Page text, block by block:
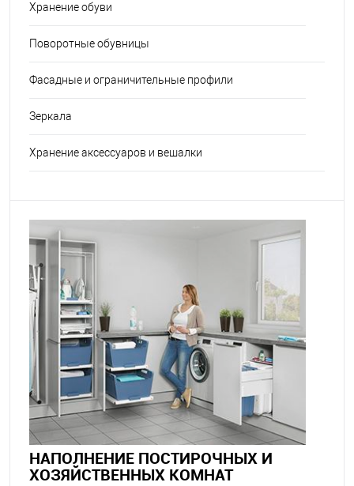
Хранение обуви
Поворотные обувницы
Фасадные и ограничительные профили
Зеркала
Хранение аксессуаров и вешалки
НАПОЛНЕНИЕ ПОСТИРОЧНЫХ И
ХОЗЯЙСТВЕННЫХ КОМНАТ